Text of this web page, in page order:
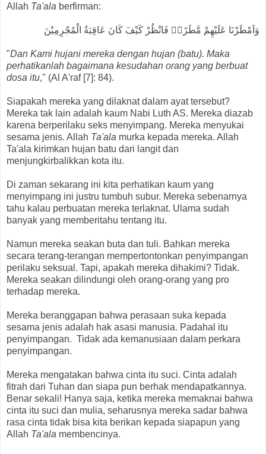
Allah Ta'ala berfirman:
وَاَمْطَرْنَا عَلَيْهِمْ مَّطَرًاۗ فَانْظُرْ كَيْفَ كَانَ عَاقِبَةُ الْمُجْرِمِيْنَ
"Dan Kami hujani mereka dengan hujan (batu). Maka
perhatikanlah bagaimana kesudahan orang yang berbuat
dosa itu," (Al A'raf [7]: 84).
Siapakah mereka yang dilaknat dalam ayat tersebut?
Mereka tak lain adalah kaum Nabi Luth AS. Mereka diazab
karena berperilaku seks menyimpang. Mereka menyukai
sesama jenis. Allah Ta'ala murka kepada mereka. Allah
Ta'ala kirimkan hujan batu dari langit dan
menjungkirbalikkan kota itu.
Di zaman sekarang ini kita perhatikan kaum yang
menyimpang ini justru tumbuh subur. Mereka sebenarnya
tahu kalau perbuatan mereka terlaknat. Ulama sudah
banyak yang memberitahu tentang itu.
Namun mereka seakan buta dan tuli. Bahkan mereka
secara terang-terangan mempertontonkan penyimpangan
perilaku seksual. Tapi, apakah mereka dihakimi? Tidak.
Mereka seakan dilindungi oleh orang-orang yang pro
terhadap mereka.
Mereka beranggapan bahwa perasaan suka kepada
sesama jenis adalah hak asasi manusia. Padahal itu
penyimpangan. Tidak ada kemanusiaan dalam perkara
penyimpangan.
Mereka mengatakan bahwa cinta itu suci. Cinta adalah
fitrah dari Tuhan dan siapa pun berhak mendapatkannya.
Benar sekali! Hanya saja, ketika mereka memaknai bahwa
cinta itu suci dan mulia, seharusnya mereka sadar bahwa
rasa cinta tidak bisa kita berikan kepada siapapun yang
Allah Ta'ala membencinya.